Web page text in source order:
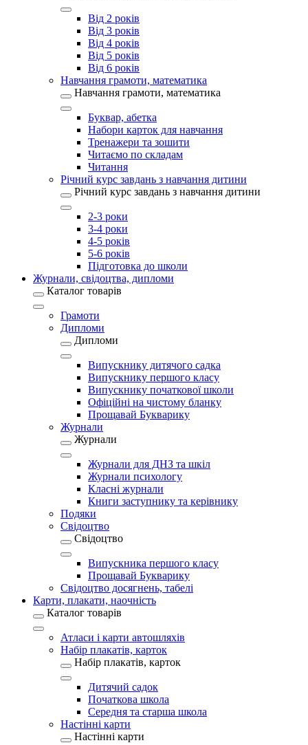
Від 2 років
Від 3 років
Від 4 років
Від 5 років
Від 6 років
Навчання грамоти, математика
Навчання грамоти, математика
Буквар, абетка
Набори карток для навчання
Тренажери та зошити
Читаємо по складам
Читання
Річний курс завдань з навчання дитини
Річний курс завдань з навчання дитини
2-3 роки
3-4 роки
4-5 років
5-6 років
Підготовка до школи
Журнали, свідоцтва, дипломи
Каталог товарів
Грамоти
Дипломи
Дипломи
Випускнику дитячого садка
Випускнику першого класу
Випускнику початкової школи
Офіційні на чистому бланку
Прощавай Букварику
Журнали
Журнали
Журнали для ДНЗ та шкіл
Журнали психологу
Класні журнали
Книги заступнику та керівнику
Подяки
Свідоцтво
Свідоцтво
Випускника першого класу
Прощавай Букварику
Свідоцтво досягнень, табелі
Карти, плакати, наочність
Каталог товарів
Атласи і карти автошляхів
Набір плакатів, карток
Набір плакатів, карток
Дитячий садок
Початкова школа
Середня та старша школа
Настінні карти
Настінні карти